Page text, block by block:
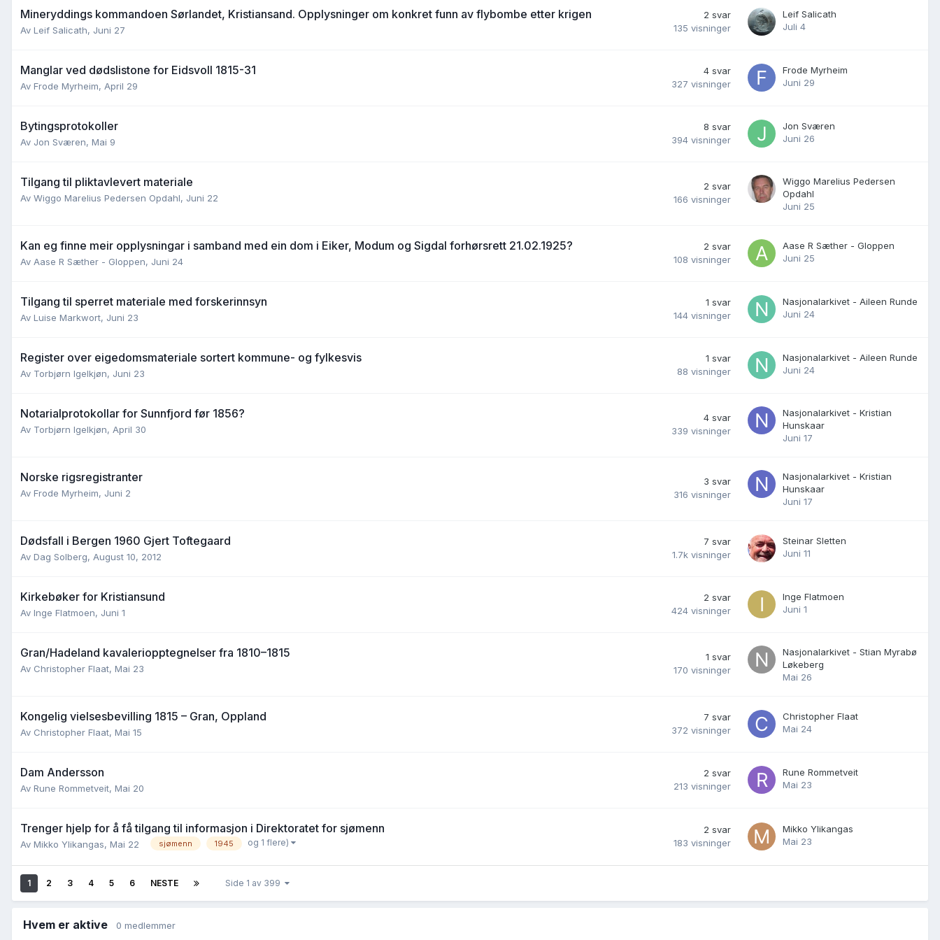
Mineryddings kommandoen Sørlandet, Kristiansand. Opplysninger om konkret funn av flybombe etter krigen
Av Leif Salicath, Juni 27
2 svar
135 visninger
Leif Salicath
Juli 4
Manglar ved dødslistone for Eidsvoll 1815-31
Av Frode Myrheim, April 29
4 svar
327 visninger
Frode Myrheim
Juni 29
Bytingsprotokoller
Av Jon Sværen, Mai 9
8 svar
394 visninger
Jon Sværen
Juni 26
Tilgang til pliktavlevert materiale
Av Wiggo Marelius Pedersen Opdahl, Juni 22
2 svar
166 visninger
Wiggo Marelius Pedersen
Opdahl
Juni 25
Kan eg finne meir opplysningar i samband med ein dom i Eiker, Modum og Sigdal forhørsrett 21.02.1925?
Av Aase R Sæther - Gloppen, Juni 24
2 svar
108 visninger
Aase R Sæther - Gloppen
Juni 25
Tilgang til sperret materiale med forskerinnsyn
Av Luise Markwort, Juni 23
1 svar
144 visninger
Nasjonalarkivet - Aileen Runde
Juni 24
Register over eigedomsmateriale sortert kommune- og fylkesvis
Av Torbjørn Igelkjøn, Juni 23
1 svar
88 visninger
Nasjonalarkivet - Aileen Runde
Juni 24
Notarialprotokollar for Sunnfjord før 1856?
Av Torbjørn Igelkjøn, April 30
4 svar
339 visninger
Nasjonalarkivet - Kristian
Hunskaar
Juni 17
Norske rigsregistranter
Av Frode Myrheim, Juni 2
3 svar
316 visninger
Nasjonalarkivet - Kristian
Hunskaar
Juni 17
Dødsfall i Bergen 1960 Gjert Toftegaard
Av Dag Solberg, August 10, 2012
7 svar
1.7k visninger
Steinar Sletten
Juni 11
Kirkebøker for Kristiansund
Av Inge Flatmoen, Juni 1
2 svar
424 visninger
Inge Flatmoen
Juni 1
Gran/Hadeland kavaleriopptegnelser fra 1810–1815
Av Christopher Flaat, Mai 23
1 svar
170 visninger
Nasjonalarkivet - Stian Myrabø
Løkeberg
Mai 26
Kongelig vielsesbevilling 1815 – Gran, Oppland
Av Christopher Flaat, Mai 15
7 svar
372 visninger
Christopher Flaat
Mai 24
Dam Andersson
Av Rune Rommetveit, Mai 20
2 svar
213 visninger
Rune Rommetveit
Mai 23
Trenger hjelp for å få tilgang til informasjon i Direktoratet for sjømenn
Av Mikko Ylikangas, Mai 22 sjømenn 1945 og 1 flere)
2 svar
183 visninger
Mikko Ylikangas
Mai 23
1 2 3 4 5 6 NESTE Side 1 av 399
Hvem er aktive 0 medlemmer